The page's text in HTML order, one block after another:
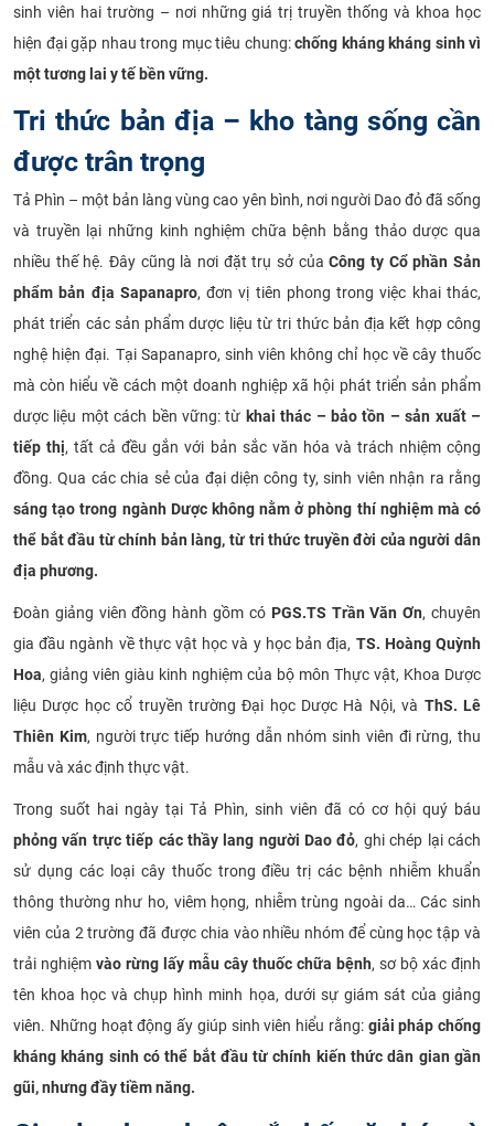
sinh viên hai trường – nơi những giá trị truyền thống và khoa học
hiện đại gặp nhau trong mục tiêu chung:chống kháng kháng sinh vì
một tương lai y tế bền vững.
Tri thức bản địa – kho tàng sống cần
được trân trọng
Tả Phìn – một bản làng vùng cao yên bình, nơi người Dao đỏ đã sống
và truyền lại những kinh nghiệm chữa bệnh bằng thảo dược qua
nhiều thế hệ. Đây cũng là nơi đặt trụ sở củaCông ty Cổ phần Sản
phẩm bản địa Sapanapro, đơn vị tiên phong trong việc khai thác,
phát triển các sản phẩm dược liệu từ tri thức bản địa kết hợp công
nghệ hiện đại. Tại Sapanapro, sinh viên không chỉ học về cây thuốc
mà còn hiểu về cách một doanh nghiệp xã hội phát triển sản phẩm
dược liệu một cách bền vững: từ khai thác – bảo tồn – sản xuất –
tiếp thị, tất cả đều gắn với bản sắc văn hóa và trách nhiệm cộng
đồng. Qua các chia sẻ của đại diện công ty, sinh viên nhận ra rằng
sáng tạo trong ngành Dược không nằm ở phòng thí nghiệm mà có
thể bắt đầu từ chính bản làng, từ tri thức truyền đời của người dân
địa phương.
Đoàn giảng viên đồng hành gồm có PGS.TS Trần Văn Ơn, chuyên
gia đầu ngành về thực vật học và y học bản địa, TS. Hoàng Quỳnh
Hoa, giảng viên giàu kinh nghiệm của bộ môn Thực vật, Khoa Dược
liệu Dược học cổ truyền trường Đại học Dược Hà Nội, và ThS. Lê
Thiên Kim, người trực tiếp hướng dẫn nhóm sinh viên đi rừng, thu
mẫu và xác định thực vật.
Trong suốt hai ngày tại Tả Phìn, sinh viên đã có cơ hội quý báu
phỏng vấn trực tiếp các thầy lang người Dao đỏ, ghi chép lại cách
sử dụng các loại cây thuốc trong điều trị các bệnh nhiễm khuẩn
thông thường như ho, viêm họng, nhiễm trùng ngoài da… Các sinh
viên của 2 trường đã được chia vào nhiều nhóm để cùng học tập và
trải nghiệm vào rừng lấy mẫu cây thuốc chữa bệnh, sơ bộ xác định
tên khoa học và chụp hình minh họa, dưới sự giám sát của giảng
viên. Những hoạt động ấy giúp sinh viên hiểu rằng: giải pháp chống
kháng kháng sinh có thể bắt đầu từ chính kiến thức dân gian gần
gũi, nhưng đầy tiềm năng.